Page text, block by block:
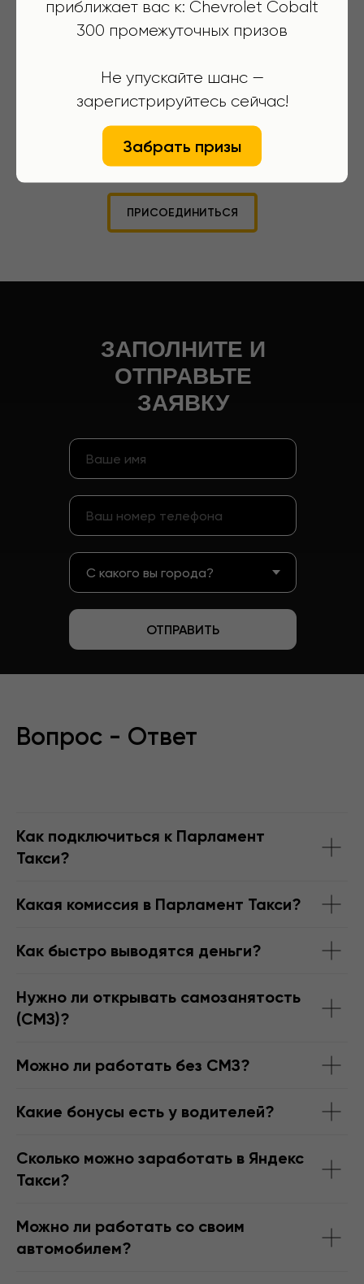
Бонусы каждому
новому водителю
ПРИСОЕДИНИТЬСЯ
ЗАПОЛНИТЕ И
ОТПРАВЬТЕ
ЗАЯВКУ
ОТПРАВИТЬ
Вопрос - Ответ
Как подключиться к Парламент
Такси?
Какая комиссия в Парламент Такси?
Как быстро выводятся деньги?
Нужно ли открывать самозанятость
(СМЗ)?
Можно ли работать без СМЗ?
Какие бонусы есть у водителей?
Сколько можно заработать в Яндекс
Такси?
Можно ли работать со своим
автомобилем?
приближает вас к: Chevrolet Cobalt
300 промежуточных призов
Не упускайте шанс —
зарегистрируйтесь сейчас!
Забрать призы